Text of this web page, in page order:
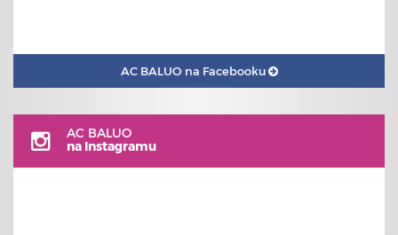
AC BALUO na Facebooku
AC BALUO
na Instagramu